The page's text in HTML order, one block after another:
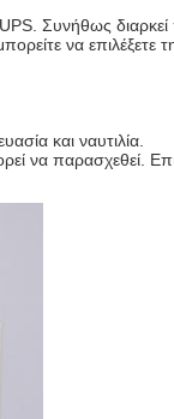
Συνήθως
να επιλέξετε
και ναυτιλία.
να παρασχεθεί.